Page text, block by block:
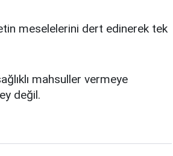
meselelerini dert edinerek tek
mahsuller vermeye
değil.